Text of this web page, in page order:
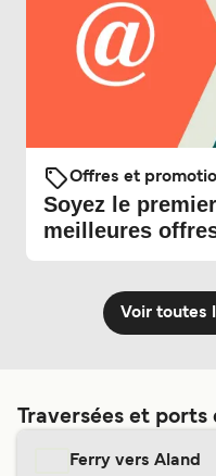
Offres et
Soyez le
meilleures
Voir toutes
Traversées et ports
Ferry vers Aland